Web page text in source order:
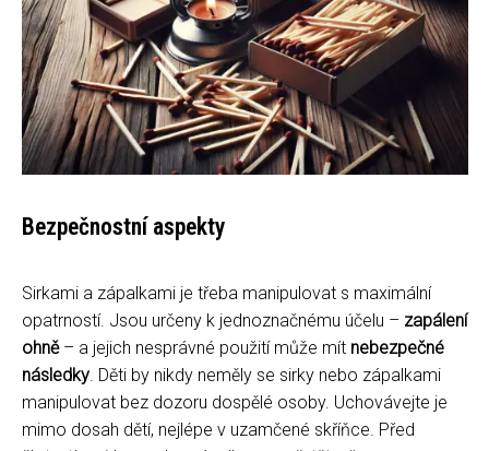
Bezpečnostní aspekty
Sirkami a zápalkami je třeba manipulovat s maximální
opatrností. Jsou určeny k jednoznačnému účelu – zapálení
ohně– a jejich nesprávné použití může mít nebezpečné
následky. Děti by nikdy neměly se sirky nebo zápalkami
manipulovat bez dozoru dospělé osoby. Uchovávejte je
mimo dosah dětí, nejlépe v uzamčené skříňce. Před